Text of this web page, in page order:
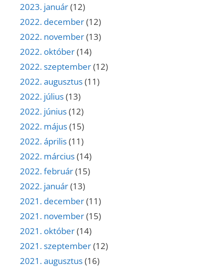
2023. január(12)
2022. december(12)
2022. november(13)
2022. október(14)
2022. szeptember(12)
2022. augusztus(11)
2022. július(13)
2022. június(12)
2022. május(15)
2022. április(11)
2022. március(14)
2022. február(15)
2022. január(13)
2021. december(11)
2021. november(15)
2021. október(14)
2021. szeptember(12)
2021. augusztus(16)